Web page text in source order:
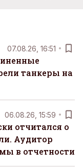
07.08.26, 16:51
танкеры на
06.08.26, 15:59
отчитался о
Аудитор
в отчетности